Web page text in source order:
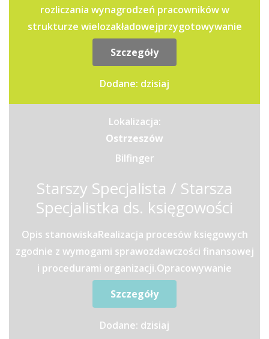
rozliczania wynagrodzeń pracowników w
strukturze wielozakładowejprzygotowywanie
deklaracji podatkowych oraz...
Szczegóły
Dodane: dzisiaj
Lokalizacja:
Ostrzeszów
Bilfinger
Starszy Specjalista / Starsza
Specjalistka ds. księgowości
Opis stanowiskaRealizacja procesów księgowych
zgodnie z wymogami sprawozdawczości finansowej
i procedurami organizacji.Opracowywanie
raportów oraz analiz...
Szczegóły
Dodane: dzisiaj